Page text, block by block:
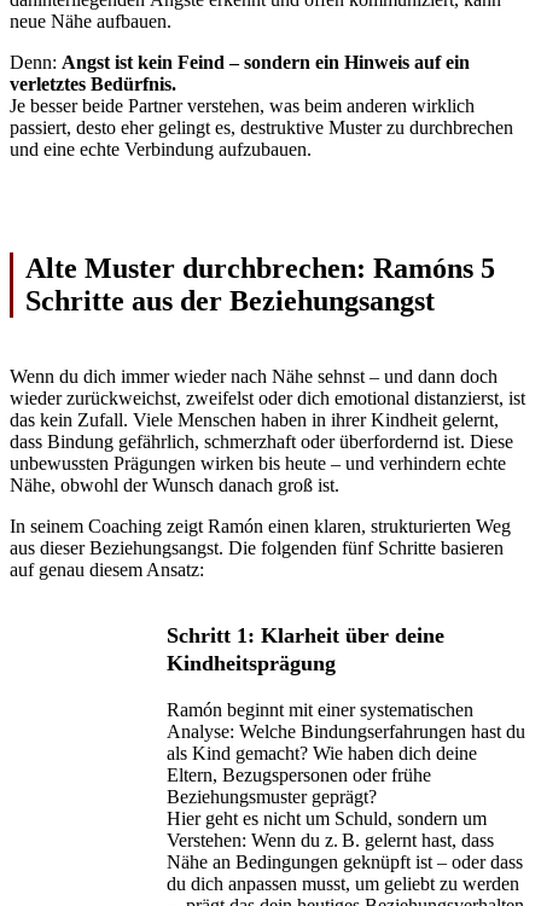
neue Nähe aufbauen.
Denn: Angst ist kein Feind – sondern ein Hinweis auf ein
verletztes Bedürfnis.
Je besser beide Partner verstehen, was beim anderen wirklich
passiert, desto eher gelingt es, destruktive Muster zu durchbrechen
und eine echte Verbindung aufzubauen.
Alte Muster durchbrechen: Ramóns 5
Schritte aus der Beziehungsangst
Wenn du dich immer wieder nach Nähe sehnst – und dann doch
wieder zurückweichst, zweifelst oder dich emotional distanzierst, ist
das kein Zufall. Viele Menschen haben in ihrer Kindheit gelernt,
dass Bindung gefährlich, schmerzhaft oder überfordernd ist. Diese
unbewussten Prägungen wirken bis heute – und verhindern echte
Nähe, obwohl der Wunsch danach groß ist.
In seinem Coaching zeigt Ramón einen klaren, strukturierten Weg
aus dieser Beziehungsangst. Die folgenden fünf Schritte basieren
auf genau diesem Ansatz:
Schritt 1: Klarheit über deine
Kindheitsprägung
Ramón beginnt mit einer systematischen
Analyse: Welche Bindungserfahrungen hast du
als Kind gemacht? Wie haben dich deine
Eltern, Bezugspersonen oder frühe
Beziehungsmuster geprägt?
Hier geht es nicht um Schuld, sondern um
Verstehen: Wenn du z. B. gelernt hast, dass
Nähe an Bedingungen geknüpft ist – oder dass
du dich anpassen musst, um geliebt zu werden